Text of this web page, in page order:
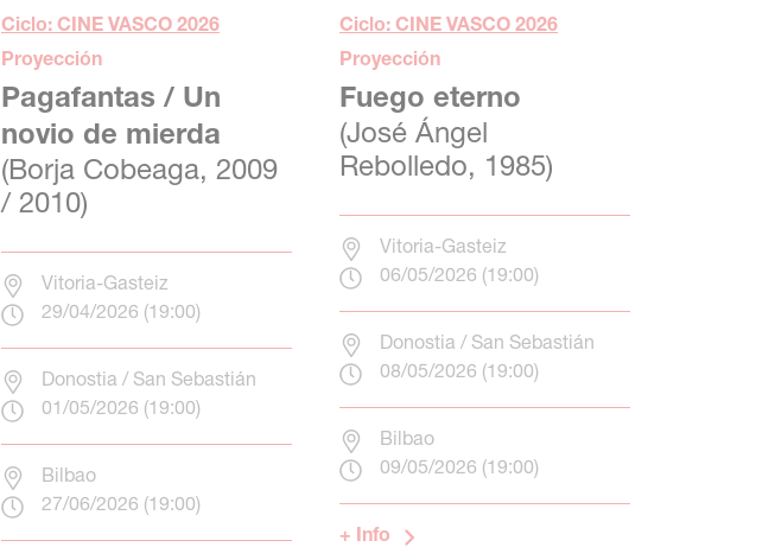
Ciclo: CINE VASCO 2026
Proyección
Pagafantas / Un
novio de mierda
(Borja Cobeaga, 2009
/ 2010)
Vitoria-Gasteiz
29/04/2026 (19:00)
Donostia / San Sebastián
01/05/2026 (19:00)
Bilbao
27/06/2026 (19:00)
Ciclo: CINE VASCO 2026
Proyección
Fuego eterno
(José Ángel
Rebolledo, 1985)
Vitoria-Gasteiz
06/05/2026 (19:00)
Donostia / San Sebastián
08/05/2026 (19:00)
Bilbao
09/05/2026 (19:00)